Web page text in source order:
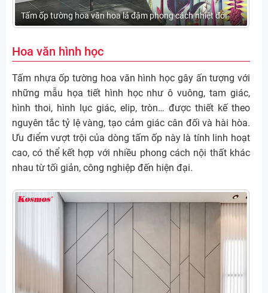
Tấm ốp tường hoa văn hoa lá đậm phong cách nhiệt đới
Hoa văn hình học
Tấm nhựa ốp tường hoa văn hình học gây ấn tượng với
những mẫu họa tiết hình học như ô vuông, tam giác,
hình thoi, hình lục giác, elip, tròn… được thiết kế theo
nguyên tắc tỷ lệ vàng, tạo cảm giác cân đối và hài hòa.
Ưu điểm vượt trội của dòng tấm ốp này là tính linh hoạt
cao, có thể kết hợp với nhiều phong cách nội thất khác
nhau từ tối giản, công nghiệp đến hiện đại.